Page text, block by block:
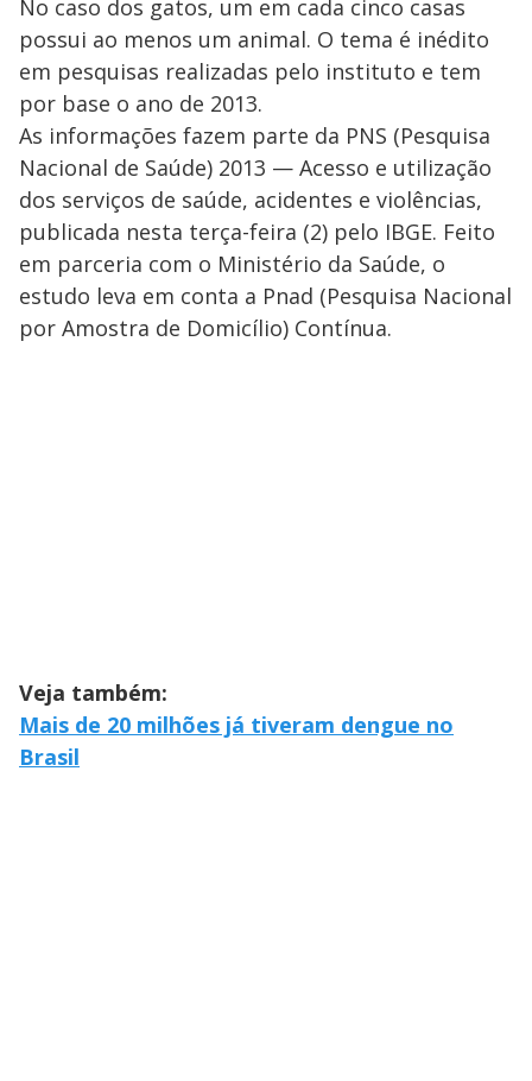
No caso dos gatos, um em cada cinco casas
possui ao menos um animal. O tema é inédito
em pesquisas realizadas pelo instituto e tem
por base o ano de 2013.
As informações fazem parte da PNS (Pesquisa
Nacional de Saúde) 2013 — Acesso e utilização
dos serviços de saúde, acidentes e violências,
publicada nesta terça-feira (2) pelo IBGE. Feito
em parceria com o Ministério da Saúde, o
estudo leva em conta a Pnad (Pesquisa Nacional
por Amostra de Domicílio) Contínua.
Veja também:
Mais de 20 milhões já tiveram dengue no
Brasil